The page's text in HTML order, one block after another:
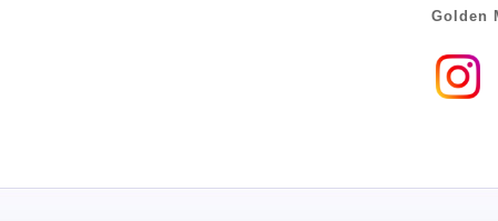
Golden